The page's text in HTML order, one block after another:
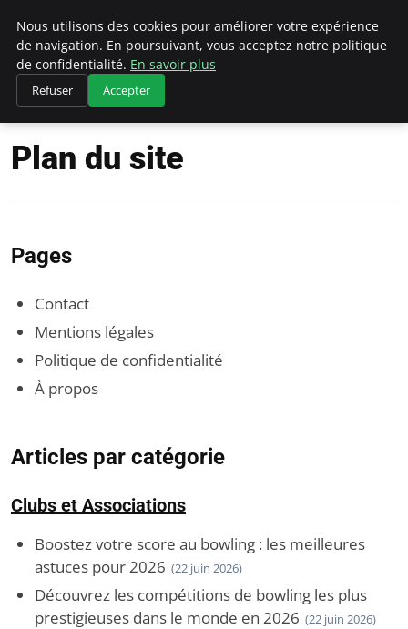
Bowling La Rosiere
Accueil Plan du site
Plan du site
Pages
Contact
Mentions légales
Politique de confidentialité
À propos
Articles par catégorie
Clubs et Associations
Boostez votre score au bowling : les meilleures
astuces pour 2026 (22 juin 2026)
Découvrez les compétitions de bowling les plus
prestigieuses dans le monde en 2026 (22 juin 2026)
Nous utilisons des cookies pour améliorer votre expérience
de navigation. En poursuivant, vous acceptez notre politique
de confidentialité. En savoir plus
Refuser Accepter